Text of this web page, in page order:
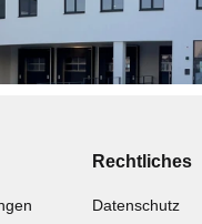
Rechtliches
Datenschutz